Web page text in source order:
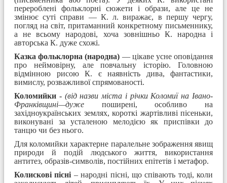
перероблені фольклорні сюжети і образи, але це не
змінює суті справи — К. л. виражає, в першу чергу,
погляд на світ, притаманний конкрет­ному письменнику,
а не всьому народові, хоча зовнішньо К. народна і
авторська К. дуже схожі.
Казка фольклорна (народна) — цікаве усне оповідання
про неймовірну, але повчальну істо­рію. Головною
відмінною рисою К. є наявність дива, фантастики,
вимислу, розважливої спрямова­ності.
Коломийки - (від назви міста і річки Коломиї на Івано-
Франківщині—дуже поширені, особливо на
західноукраїнських землях, короткі жартівливі пісеньки,
виконувані за усталеною мелодією як приспівки до
танцю чи без нього.
Для коломийки характерне паралельне зображення явищ
природи й подій людського життя, використання
антитез, образів-символів, постійних епітетів і метафор.
Колискові пісні – народні пісні, що співають тоді, коли